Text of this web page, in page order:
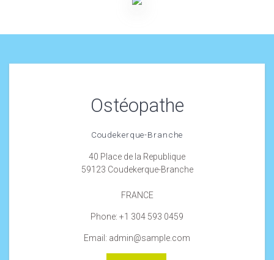
Ostéopathe
Coudekerque-Branche
40 Place de la Republique
59123 Coudekerque-Branche
FRANCE
Phone: +1 304 593 0459
Email: admin@sample.com